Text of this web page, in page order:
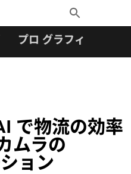
Toggle
Search
プロ グラフィックス
で物流の効率
ムラの
ョン